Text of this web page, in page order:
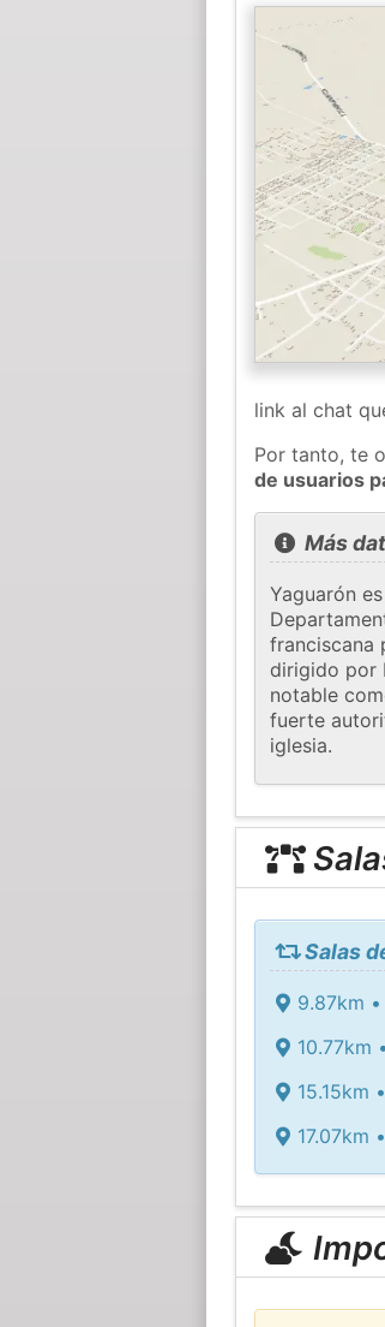
link al chat
Por tanto, te
de usuarios
Más
Yaguarón
franciscana
dirigido por
notable
fuerte
iglesia.
Salas
9.87km •
10.77km •
15.15km •
17.07km •